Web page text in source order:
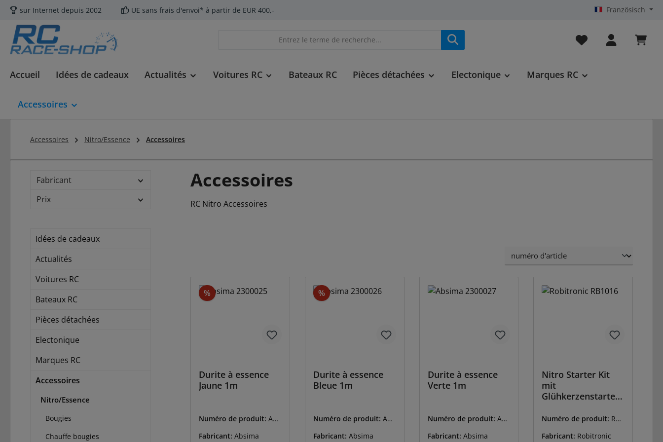
au contenu principal
Passer à la recherche
Passer à la navigation principale
sur Internet depuis 2002 UE sans frais d'envoi* à partir de EUR 400,- Französisch
Vous avez 0 articles
Accueil Idées de cadeaux Actualités Voitures RC Bateaux RC Pièces détachées Electonique Marques RC
Accessoires
Accessoires Nitro/Essence Accessoires
Fabricant
Prix
Idées de cadeaux
Actualités
Voitures RC
Bateaux RC
Pièces détachées
Electonique
Marques RC
Accessoires
Nitro/Essence
Bougies
Chauffe bougies
Accessoires
RC Nitro Accessoires
% Réduction
Durite à essence
Jaune 1m
Numéro de produit: ABS
Fabricant: Absima
%Réduction
Durite à essence
Bleue 1m
Numéro de produit: ABS
Fabricant: Absima
Durite à essence
Verte 1m
Numéro de produit: ABS
Fabricant: Absima
Nitro Starter Kit
mit
Glühkerzenstarter
Numéro de produit: RO-
Fabricant: Robitronic